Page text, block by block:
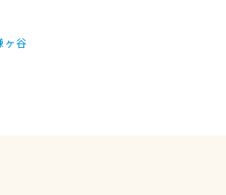
ヶ谷